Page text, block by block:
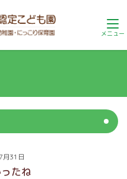
月31日
たね